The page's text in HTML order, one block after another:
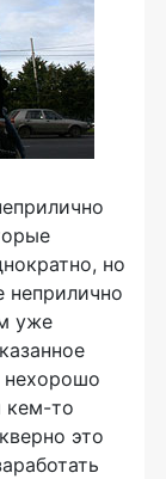
но
уже
нехорошо
кем-то
это